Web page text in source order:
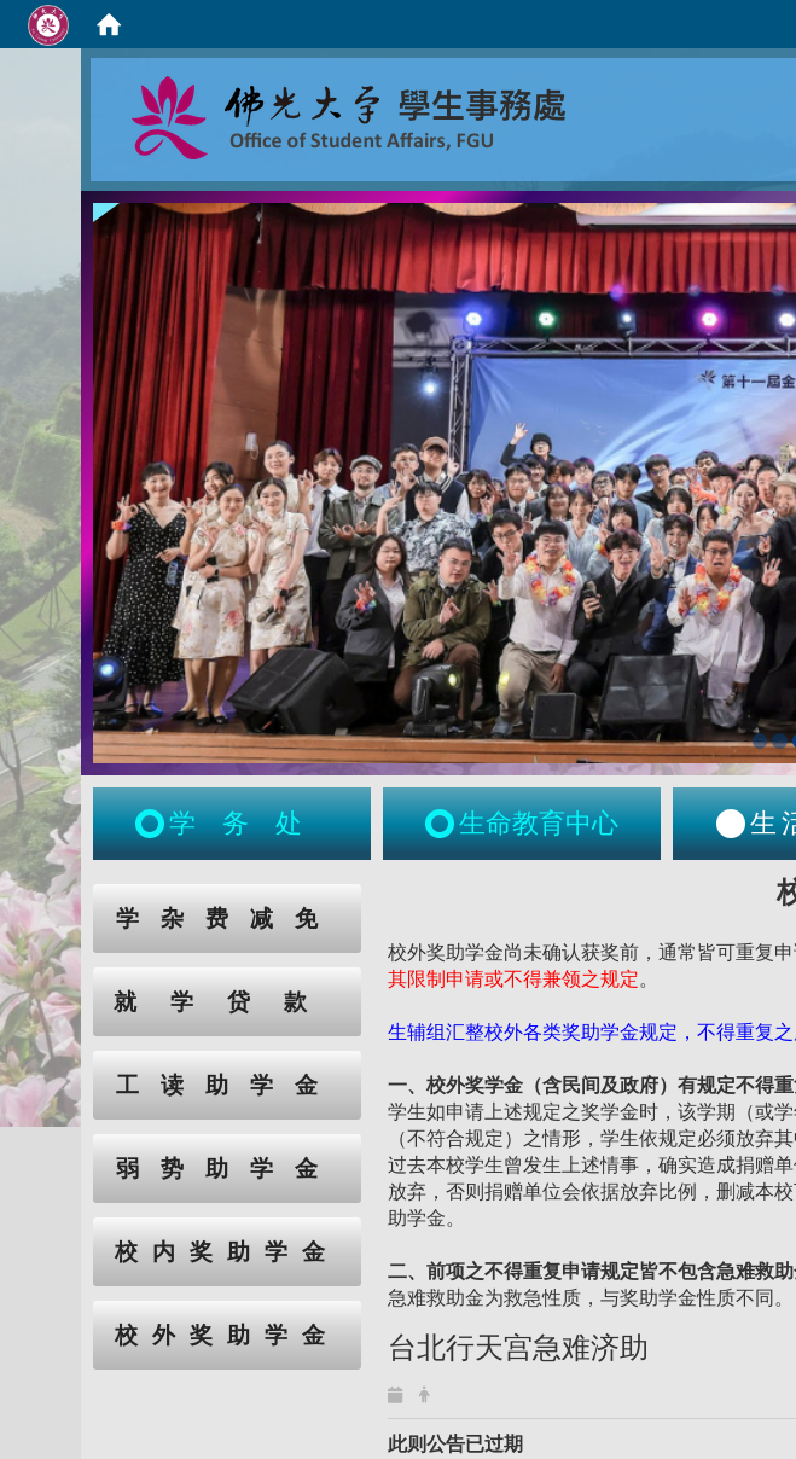
学务处 生命教育中心 生
:::
:::
学杂费减免
就学贷款
工读助学金
弱势助学金
校内奖助学金
校外奖助学金
校外奖助学金尚未确认获奖前，通常皆可重复
其限制申请或不得兼领之规定。
生辅组汇整校外各类奖助学金规定，不得重复之
一、校外奖学金（含民间及政府）有规定不得
学生如申请上述规定之奖学金时，该学期（或
（不符合规定）之情形，学生依规定必须放弃
过去本校学生曾发生上述情事，确实造成捐赠
放弃，否则捐赠单位会依据放弃比例，删减本
助学金。
二、前项之不得重复申请规定皆不包含急难救
急难救助金为救急性质，与奖助学金性质不同。
台北行天宫急难济助
此则公告已过期